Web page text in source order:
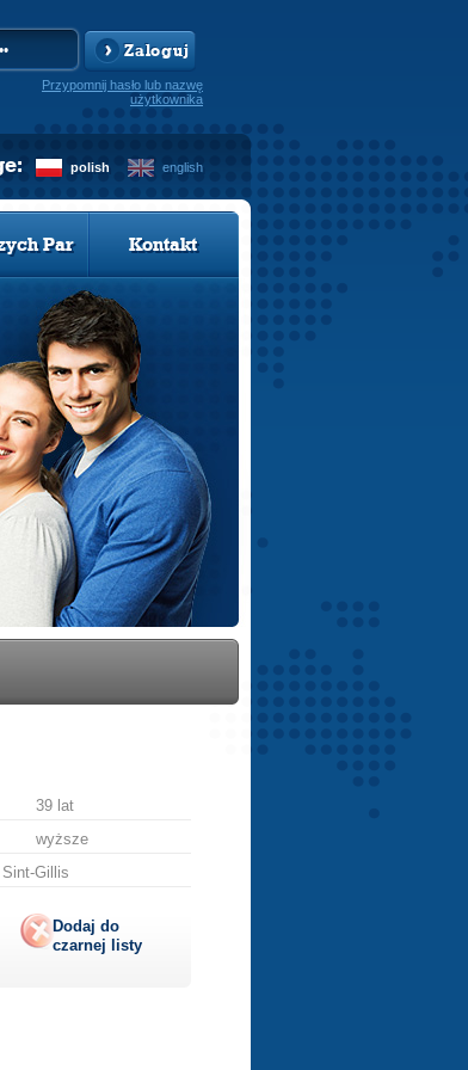
Zaloguj
Przypomnij hasło lub nazwę
użytkownika
polish english
Par Kontakt
39 lat
wyższe
Gillis
Dodaj do
czarnej listy